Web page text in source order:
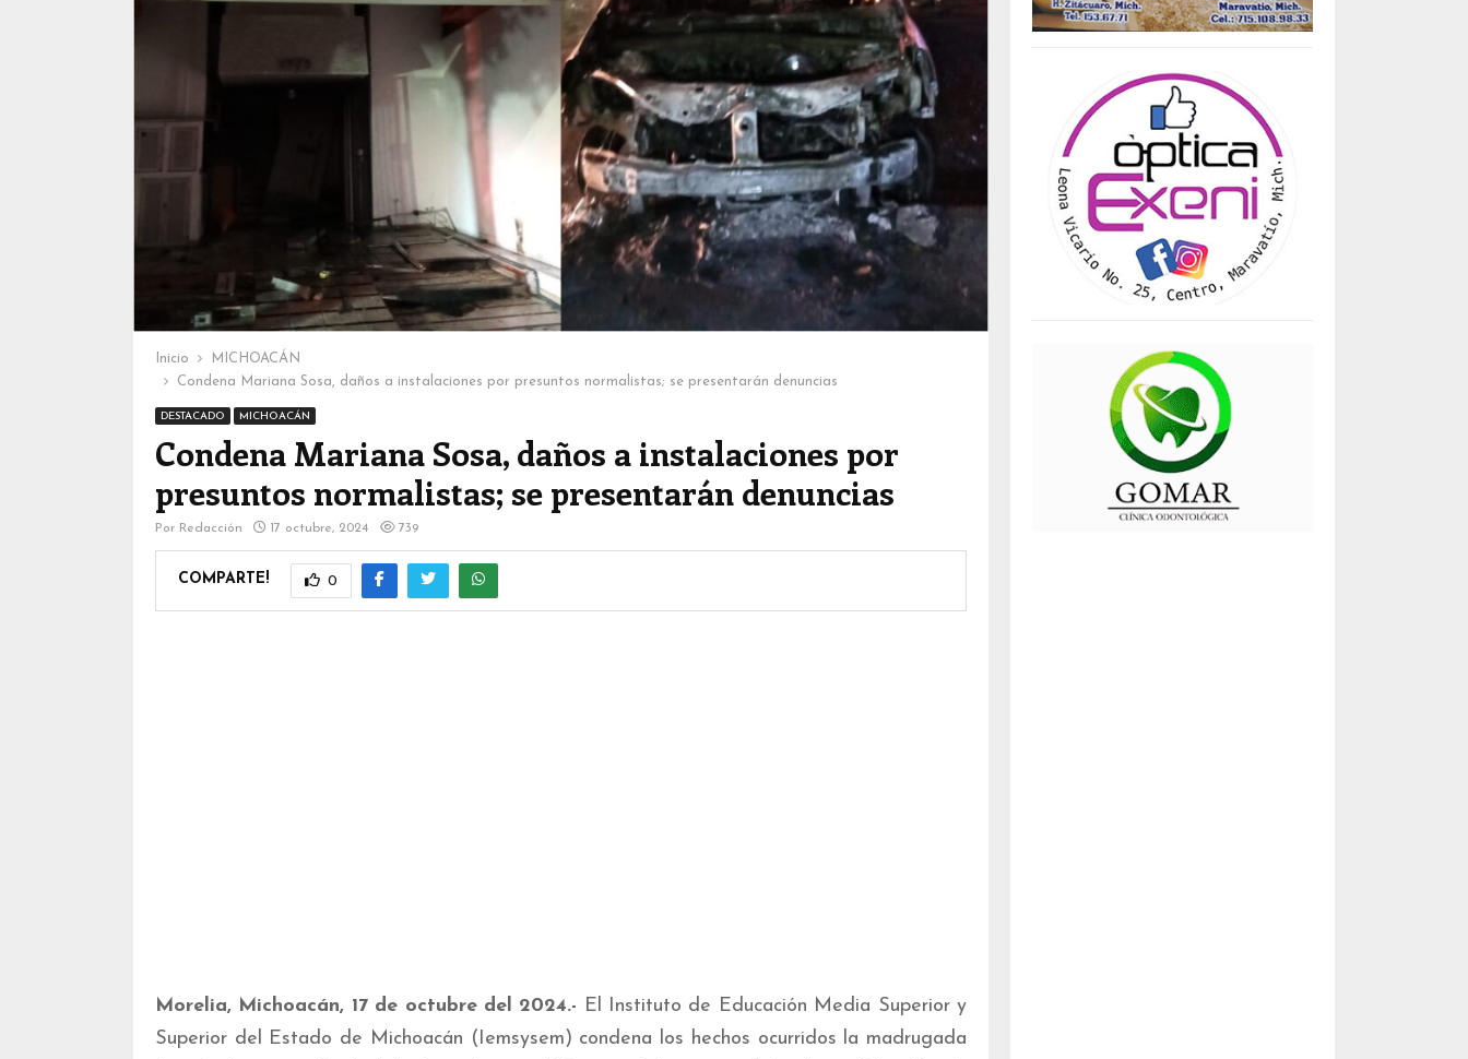
Inicio
MICHOACÁN
Condena Mariana Sosa, daños a instalaciones por presuntos normalistas; se presentarán denuncias
DESTACADO MICHOACÁN
Condena Mariana Sosa, daños a instalaciones por
presuntos normalistas; se presentarán denuncias
Por Redacción 17 octubre, 2024 739
COMPARTE! 0
Morelia, Michoacán, 17 de octubre del 2024.- El Instituto de Educación Media Superior y
Superior del Estado de Michoacán (Iemsysem) condena los hechos ocurridos la madrugada